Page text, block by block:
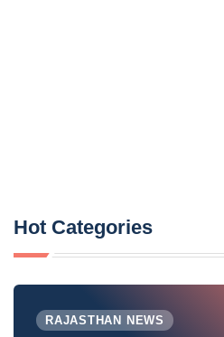
Hot Categories
RAJASTHAN NEWS